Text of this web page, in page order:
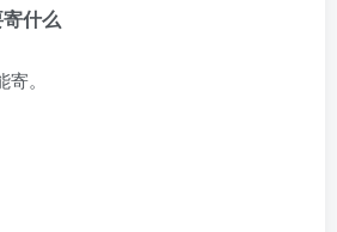
什么
。